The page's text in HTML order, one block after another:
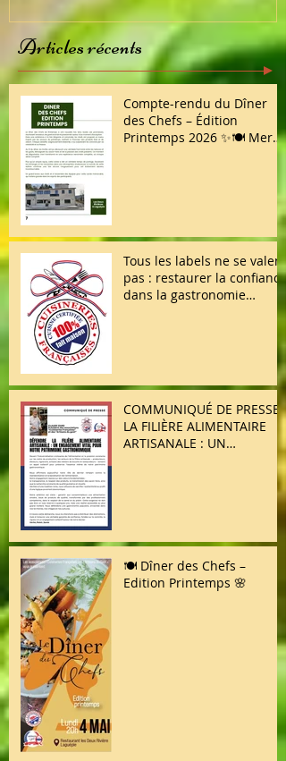
Articles récents
Compte-rendu du Dîner
des Chefs – Édition
Printemps 2026 ✨🍽️ Merci
Tous les labels ne se valent
pas : restaurer la confiance
dans la gastronomie
COMMUNIQUÉ DE PRESSE /
LA FILIÈRE ALIMENTAIRE
ARTISANALE : UN
ENGAGEMENT VITAL POUR
🍽️ Dîner des Chefs –
Edition Printemps 🌸